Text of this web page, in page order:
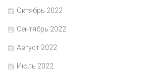
Октябрь 2022
Сентябрь 2022
Август 2022
Июль 2022